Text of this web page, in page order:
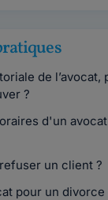
de l’avocat,
?
d'un
un client ?
pour un